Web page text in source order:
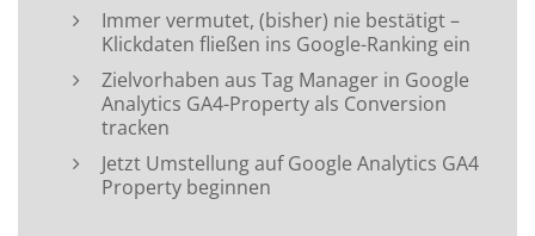
Immer vermutet, (bisher) nie bestätigt –
Klickdaten fließen ins Google-Ranking ein
Zielvorhaben aus Tag Manager in Google
Analytics GA4-Property als Conversion
tracken
Jetzt Umstellung auf Google Analytics GA4
Property beginnen